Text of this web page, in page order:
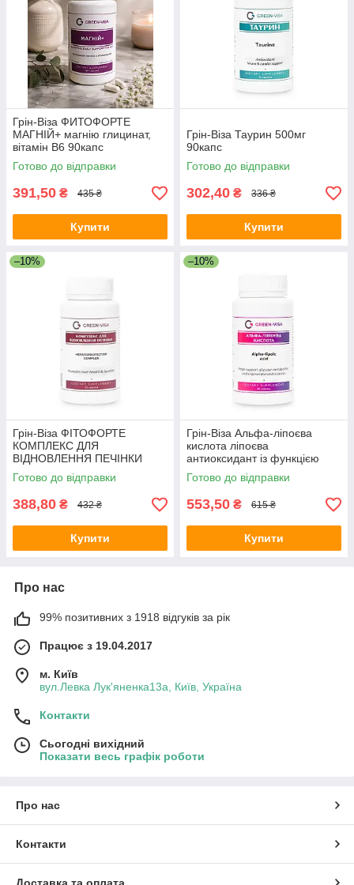
Грін-Віза ФИТОФОРТЕ
МАГНІЙ+ магнію глицинат,
вітамін В6 90капс
Готово до відправки
391,50 ₴ 435 ₴
Купити
Грін-Віза Таурин 500мг
90капс
Готово до відправки
302,40 ₴ 336 ₴
Купити
–10%
Грін-Віза ФІТОФОРТЕ
КОМПЛЕКС ДЛЯ
ВІДНОВЛЕННЯ ПЕЧІНКИ
90капс
Готово до відправки
388,80 ₴ 432 ₴
Купити
–10%
Грін-Віза Альфа-ліпоєва
кислота ліпоєва
антиоксидант із функцією
корекції ваги 90капс
Готово до відправки
553,50 ₴ 615 ₴
Купити
Про нас
99% позитивних з 1918 відгуків за рік
Працює з 19.04.2017
м. Київ
вул.Левка Лук'яненка13а, Київ, Україна
Контакти
Сьогодні вихідний
Показати весь графік роботи
Про нас
Контакти